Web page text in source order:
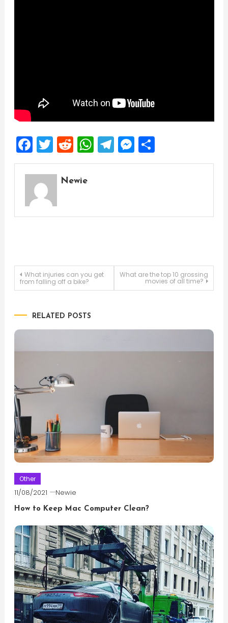
Facebook
Twitter
Reddit
WhatsApp
Telegram
Messenger
Share
Newie
Post
What injuries can you get
from falling off a bike?
What are the top 10 grossing
movies of all time?
RELATED POSTS
Other
11/08/2021 Newie
How to Keep Mac Computer Clean?